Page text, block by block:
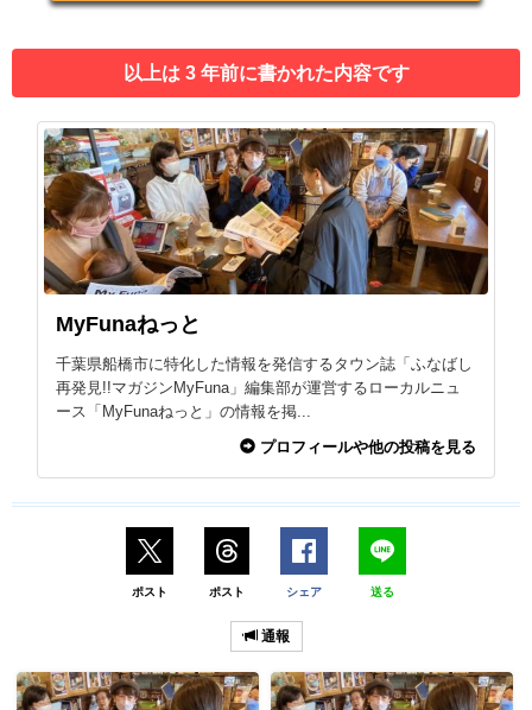
以上は 3 年前に書かれた内容です
MyFunaねっと
千葉県船橋市に特化した情報を発信するタウン誌「ふなばし
再発見!!マガジンMyFuna」編集部が運営するローカルニュ
ース「MyFunaねっと」の情報を掲...
プロフィールや他の投稿を見る
ポスト ポスト シェア 送る
通報